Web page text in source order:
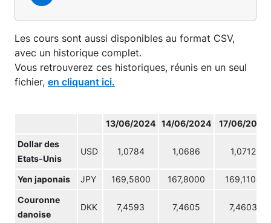
Les cours sont aussi disponibles au format CSV,
avec un historique complet.
Vous retrouverez ces historiques, réunis en un seul
fichier, en cliquant ici.
13/06/2024 14/06/2024 17/06/2024
Dollar des
Etats-Unis
USD 1,0784 1,0686 1,0712
Yen japonais JPY 169,5800 167,8000 169,1100
Couronne
danoise
DKK 7,4593 7,4605 7,4603